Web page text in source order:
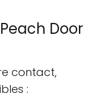
Door
contact,
: